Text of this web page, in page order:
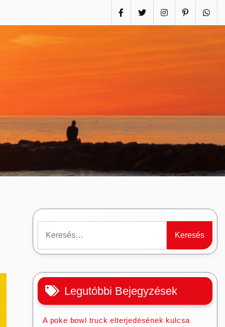
Legutóbbi Bejegyzések
A poke bowl truck elterjedésének kulcsa